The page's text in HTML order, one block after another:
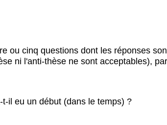
ou cinq questions dont les réponses
ni l'anti-thèse ne sont acceptables),
t-il eu un début (dans le temps) ?